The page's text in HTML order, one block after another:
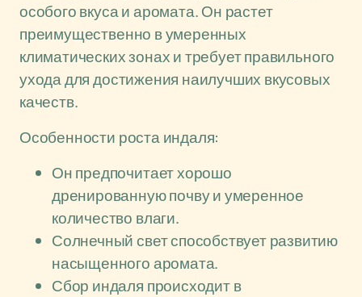
особого вкуса и аромата. Он растет
преимущественно в умеренных
климатических зонах и требует правильного
ухода для достижения наилучших вкусовых
качеств.
Особенности роста индаля:
Он предпочитает хорошо
дренированную почву и умеренное
количество влаги.
Солнечный свет способствует развитию
насыщенного аромата.
Сбор индаля происходит в